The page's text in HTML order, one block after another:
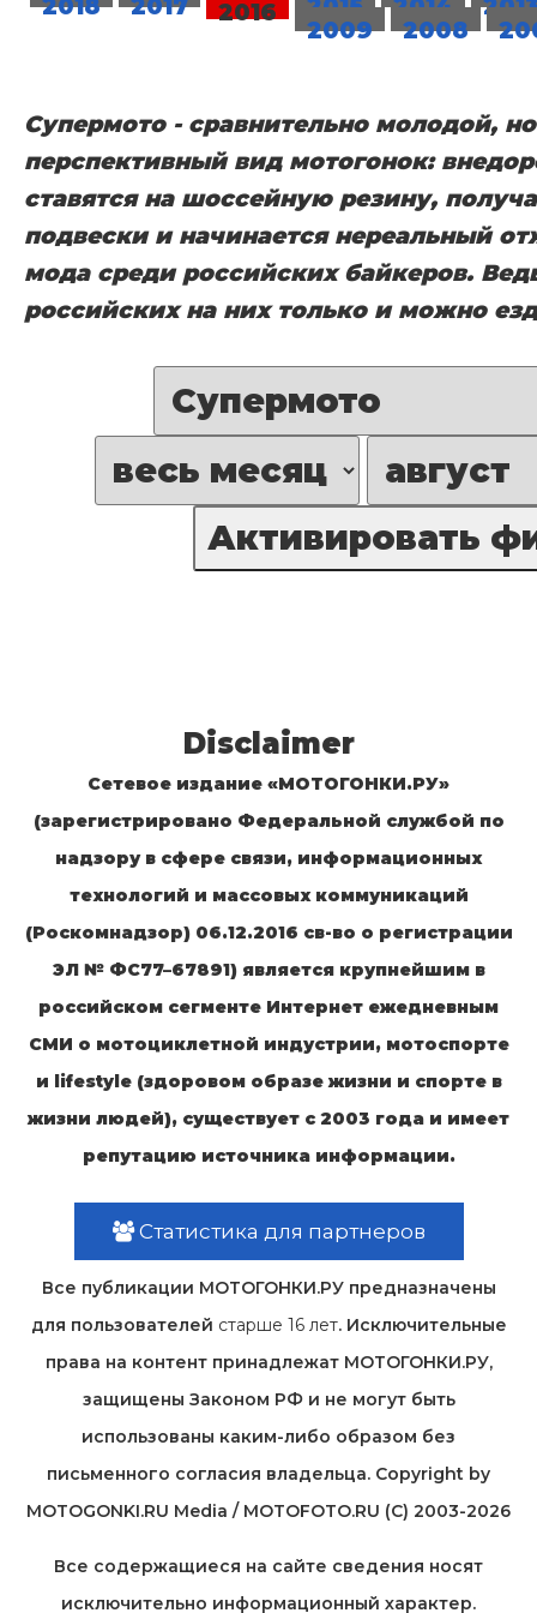
2018
2017 2016 2015 2014
2009
2008
Супермото - сравнительно молодой,
перспективный вид мотогонок:
ставятся на шоссейную резину,
подвески и начинается нереальный
мода среди российских байкеров.
российских на них только и можно
Disclaimer
Сетевое издание «МОТОГОНКИ.РУ»
(зарегистрировано Федеральной службой по
надзору в сфере связи, информационных
технологий и массовых коммуникаций
(Роскомнадзор) 06.12.2016 св-во о регистрации
ЭЛ № ФС77–67891) является крупнейшим в
российском сегменте Интернет ежедневным
СМИ о мотоциклетной индустрии, мотоспорте
и lifestyle (здоровом образе жизни и спорте в
жизни людей), существует с 2003 года и имеет
репутацию источника информации.
Статистика для партнеров
Все публикации МОТОГОНКИ.РУ предназначены
для пользователей старше 16 лет. Исключительные
права на контент принадлежат МОТОГОНКИ.РУ,
защищены Законом РФ и не могут быть
использованы каким-либо образом без
письменного согласия владельца. Copyright by
MOTOGONKI.RU Media / MOTOFOTO.RU (C) 2003-2026
Все содержащиеся на cайте сведения носят
исключительно информационный характер.